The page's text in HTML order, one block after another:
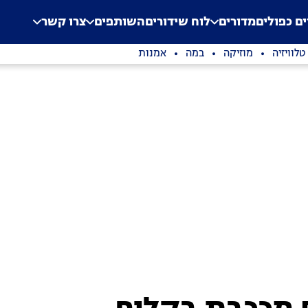
Application error: a
. כפוליםמדורים לוח שידוריםהשותפים צרו קשר
טלוויזיה מוזיקה במה אמנות